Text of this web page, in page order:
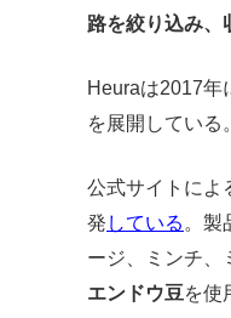
路を絞り込み、
Heuraは2017年
を展開している。
公式サイトによ
発 している 。製
ージ、ミンチ、
エンドウ豆を使